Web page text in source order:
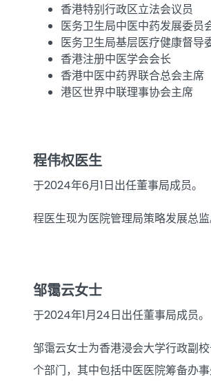
香港特别行政区立法会议员
医务卫生局中医中药发展委员
医务卫生局基层医疗健康督导
香港注册中医学会会长
香港中医中药界联合总会主席
港区世界中联理事协会主席
程伟权医生
于2024年6月1日出任董事局成员。
程医生现为医院管理局策略发展总监
邹霭云女士
于2024年1月24日出任董事局成员。
邹霭云女士为香港浸会大学行政副
个部门，其中包括中医医院筹备办事